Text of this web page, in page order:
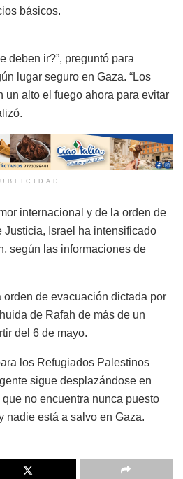
básicos.
deben ir?”, preguntó para
lugar seguro en Gaza. “Los
un alto el fuego ahora para evitar
internacional y de la orden de
Justicia, Israel ha intensificado
según las informaciones de
orden de evacuación dictada por
de Rafah de más de un
del 6 de mayo.
los Refugiados Palestinos
sigue desplazándose en
no encuentra nunca puesto
nadie está a salvo en Gaza.